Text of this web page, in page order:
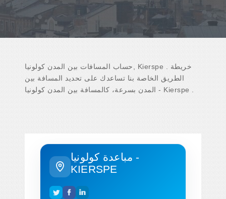
حساب المسافات بين المدن كولونيا, Kierspe . خريطة
الطريق الخاصة بنا تساعدك على تحديد المسافة بين
المدن بسرعة، كالمسافة بين المدن كولونيا - Kierspe .
مباعدة كولونيا -
KIERSPE